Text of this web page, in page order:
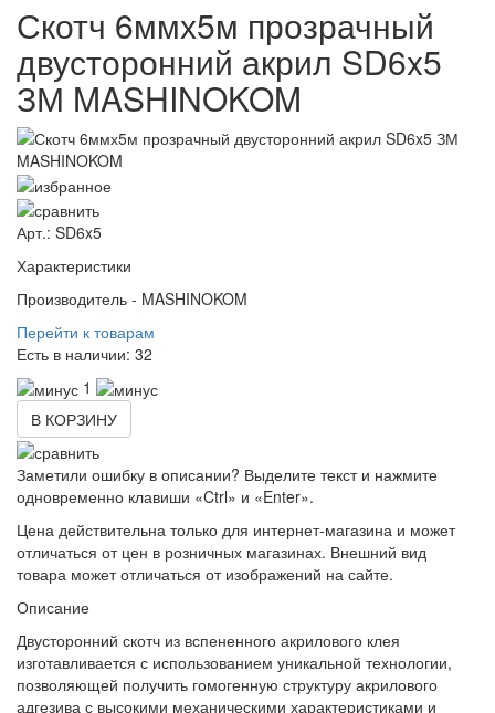
Скотч 6ммх5м прозрачный
двусторонний акрил SD6x5
ЗМ MASHINOKOM
Арт.: SD6x5
Характеристики
Производитель - MASHINOKOM
Перейти к товарам
Есть в наличии: 32
1
В КОРЗИНУ
Заметили ошибку в описании? Выделите текст и нажмите
одновременно клавиши «Ctrl» и «Enter».
Цена действительна только для интернет-магазина и может
отличаться от цен в розничных магазинах. Внешний вид
товара может отличаться от изображений на сайте.
Описание
Двусторонний скотч из вспененного акрилового клея
изготавливается с использованием уникальной технологии,
позволяющей получить гомогенную структуру акрилового
адгезива с высокими механическими характеристиками и